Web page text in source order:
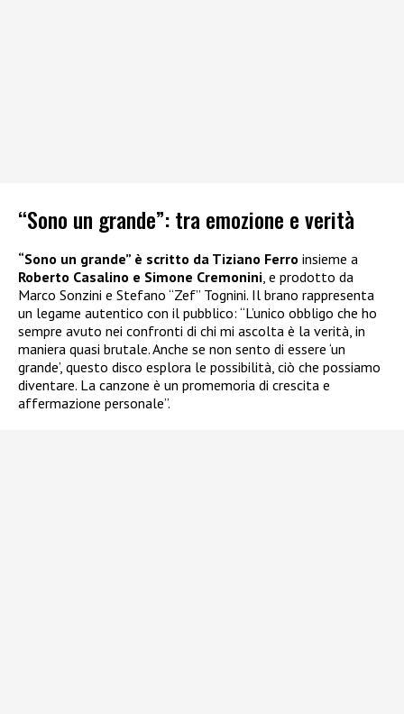
“Sono un grande”: tra emozione e verità
“Sono un grande” è scritto da Tiziano Ferro insieme a
Roberto Casalino e Simone Cremonini, e prodotto da
Marco Sonzini e Stefano “Zef” Tognini. Il brano rappresenta
un legame autentico con il pubblico: “L’unico obbligo che ho
sempre avuto nei confronti di chi mi ascolta è la verità, in
maniera quasi brutale. Anche se non sento di essere ‘un
grande’, questo disco esplora le possibilità, ciò che possiamo
diventare. La canzone è un promemoria di crescita e
affermazione personale”.